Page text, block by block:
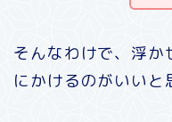
そんなわけで、浮か
にかけるのがいいと